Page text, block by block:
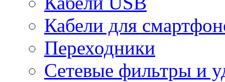
Кабели для
Переходники
Сетевые фильтры и